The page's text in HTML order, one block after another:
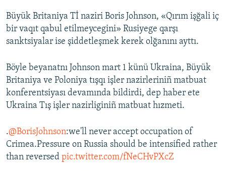
RFE/RS bütün saytları
Büyük Britaniya Tİ naziri Boris Johnson, «Qırım işğali iç
bir vaqıt qabul etilmeycegini» Rusiyege qarşı
sanktsiyalar ise şiddetleşmek kerek olğanını ayttı.
Böyle beyanatnı Johnson mart 1 künü Ukraina, Büyük
Britaniya ve Poloniya tışqı işler nazirleriniñ matbuat
konferentsiyası devamında bildirdi, dep haber ete
Ukraina Tış işler nazirliginiñ matbuat hızmeti.
.@BorisJohnson:we'll never accept occupation of
Crimea.Pressure on Russia should be intensified rather
than reversed pic.twitter.com/fNeCHvPXcZ